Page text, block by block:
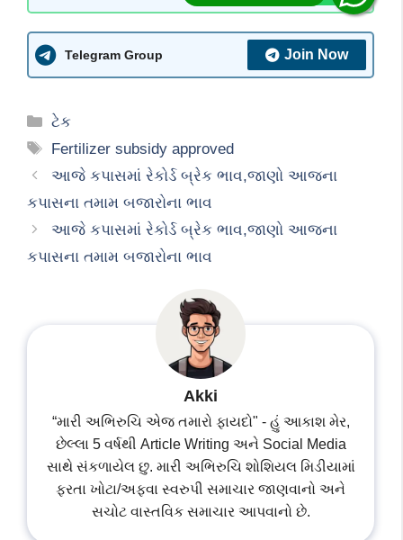
Telegram Group Join Now
Categories
ટેક
Tags
Fertilizer subsidy approved
આજે કપાસમાં રેકોર્ડ બ્રેક ભાવ,જાણો આજના
કપાસના તમામ બજારોના ભાવ
આજે કપાસમાં રેકોર્ડ બ્રેક ભાવ,જાણો આજના
કપાસના તમામ બજારોના ભાવ
Akki
“મારી અભિરુચિ એજ તમારો ફાયદો" - હું આકાશ મેર,
છેલ્લા 5 વર્ષથી Article Writing અને Social Media
સાથે સંકળાયેલ છુ. મારી અભિરુચિ શોશિયલ મિડીયામાં
ફરતા ખોટા/અફવા સ્વરુપી સમાચાર જાણવાનો અને
સચોટ વાસ્તવિક સમાચાર આપવાનો છે.